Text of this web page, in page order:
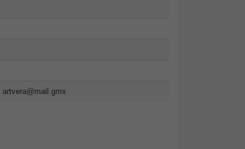
artvera@mail.gmx